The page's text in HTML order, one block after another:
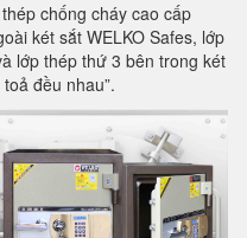
chống cháy cao cấp
két sắt WELKO Safes, lớp
lớp thép thứ 3 bên trong két
đều nhau”.